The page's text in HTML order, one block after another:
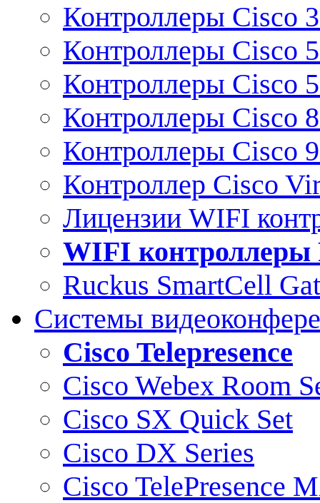
Контроллеры Cisco
Контроллеры Cisco
Контроллеры Cisco
Контроллеры Cisco
Контроллеры Cisco
Контроллер Cisco
Лицензии WIFI
WIFI контроллеры
Ruckus SmartCell
Системы
Cisco Telepresence
Cisco Webex Room
Cisco SX Quick Set
Cisco DX Series
Cisco TelePresence